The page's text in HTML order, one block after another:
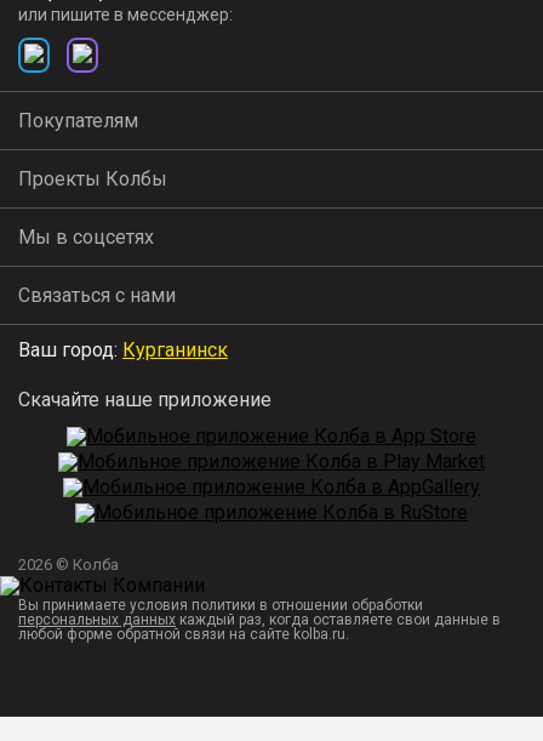
или пишите в мессенджер:
Покупателям
Проекты Колбы
Мы в соцсетях
Связаться с нами
Ваш город: Курганинск
Скачайте наше приложение
2026 © Колба
Вы принимаете условия политики в отношении обработки
персональных данных каждый раз, когда оставляете свои данные в
любой форме обратной связи на сайте kolba.ru.